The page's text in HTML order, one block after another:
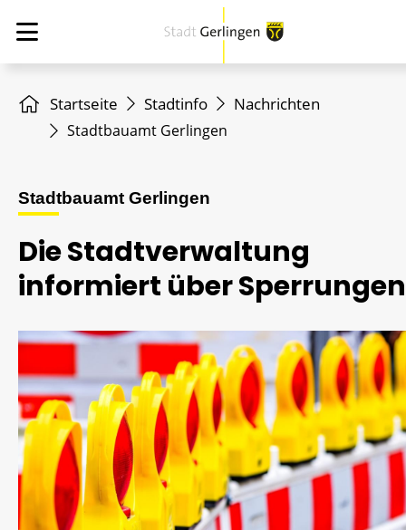
Startseite Stadtinfo Nachrichten
Stadtbauamt Gerlingen
Stadtbauamt Gerlingen
Die Stadtverwaltung
informiert über Sperrungen